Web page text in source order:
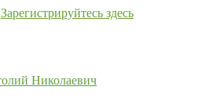
Зарегистрируйтесь здесь